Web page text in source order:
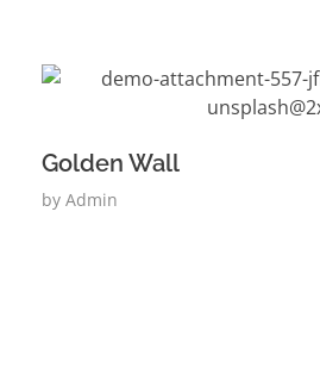
Golden Wall
by Admin